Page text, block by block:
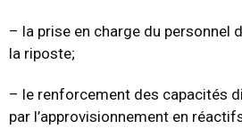
– la prise en charge du personnel
la riposte;
– le renforcement des capacités
par l’approvisionnement en